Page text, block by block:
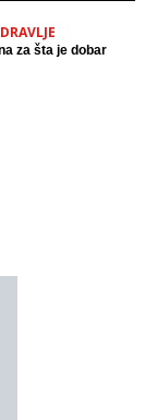
za šta je dobar